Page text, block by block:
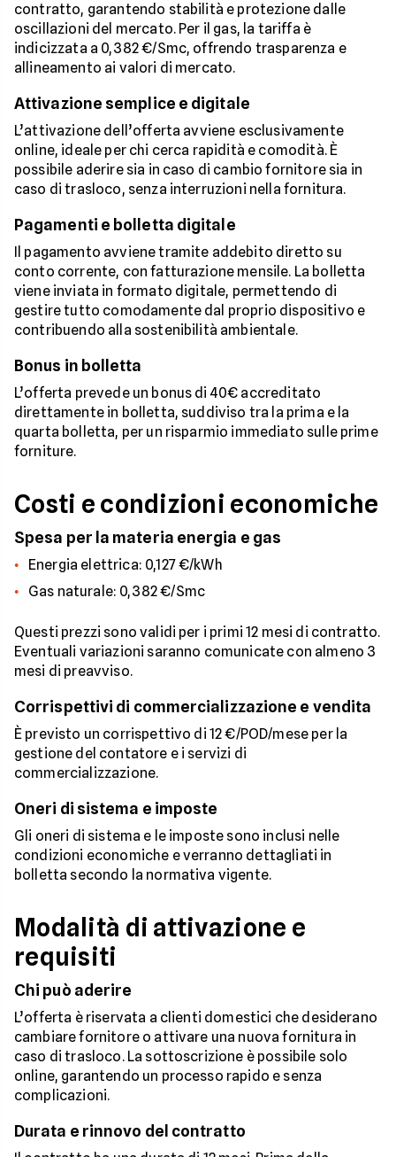
contratto, garantendo stabilità e protezione dalle
oscillazioni del mercato. Per il gas, la tariffa è
indicizzata a 0,382 €/Smc, offrendo trasparenza e
allineamento ai valori di mercato.
Attivazione semplice e digitale
L’attivazione dell’offerta avviene esclusivamente
online, ideale per chi cerca rapidità e comodità. È
possibile aderire sia in caso di cambio fornitore sia in
caso di trasloco, senza interruzioni nella fornitura.
Pagamenti e bolletta digitale
Il pagamento avviene tramite addebito diretto su
conto corrente, con fatturazione mensile. La bolletta
viene inviata in formato digitale, permettendo di
gestire tutto comodamente dal proprio dispositivo e
contribuendo alla sostenibilità ambientale.
Bonus in bolletta
L’offerta prevede un bonus di 40€ accreditato
direttamente in bolletta, suddiviso tra la prima e la
quarta bolletta, per un risparmio immediato sulle prime
forniture.
Costi e condizioni economiche
Spesa per la materia energia e gas
Energia elettrica: 0,127 €/kWh
Gas naturale: 0,382 €/Smc
Questi prezzi sono validi per i primi 12 mesi di contratto.
Eventuali variazioni saranno comunicate con almeno 3
mesi di preavviso.
Corrispettivi di commercializzazione e vendita
È previsto un corrispettivo di 12 €/POD/mese per la
gestione del contatore e i servizi di
commercializzazione.
Oneri di sistema e imposte
Gli oneri di sistema e le imposte sono inclusi nelle
condizioni economiche e verranno dettagliati in
bolletta secondo la normativa vigente.
Modalità di attivazione e
requisiti
Chi può aderire
L’offerta è riservata a clienti domestici che desiderano
cambiare fornitore o attivare una nuova fornitura in
caso di trasloco. La sottoscrizione è possibile solo
online, garantendo un processo rapido e senza
complicazioni.
Durata e rinnovo del contratto